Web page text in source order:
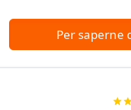
Per saperne